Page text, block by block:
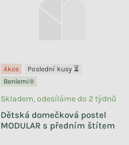
Akce
Poslední kusy ⏳
Benlemi®
Dětská domečková postel
MODULAR s předním štítem
Skladem, odesíláme do 2 týdnů